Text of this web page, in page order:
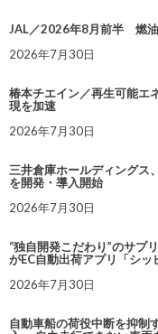
JAL／2026年8月前半 燃油
2026年7月30日
椿本チエイン／再生可能エ
現を加速
2026年7月30日
三井倉庫ホールディングス
を開発・導入開始
2026年7月30日
“独自開発こだわり”のサプ
がEC自動出荷アプリ「シッ
2026年7月30日
自動車船の荷役中断を抑制